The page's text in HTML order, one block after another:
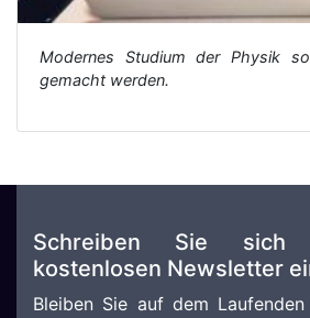
Modernes Studium der Physik
gemacht werden.
Schreiben Sie sich
kostenlosen Newsletter
Bleiben Sie auf dem